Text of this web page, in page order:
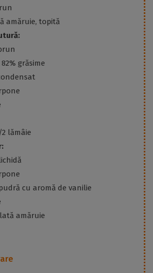
amăruie, topită
grăsime
lămâie
cu aromă de vanilie
amăruie